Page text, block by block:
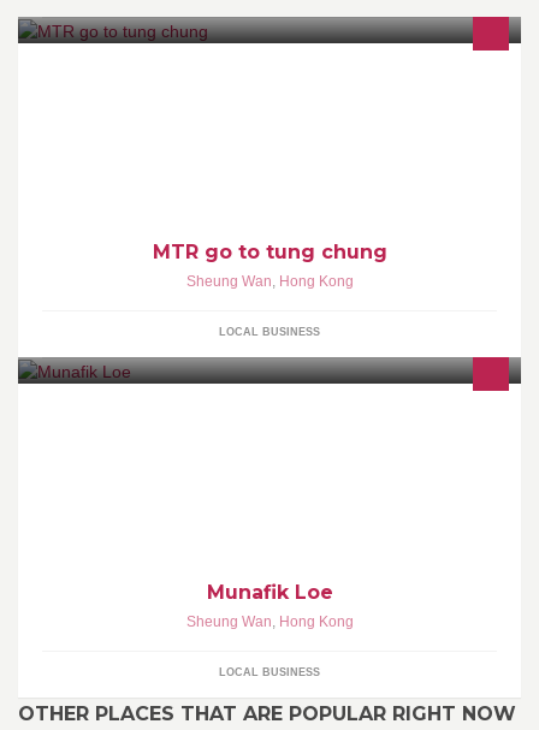
MTR go to tung chung
Sheung Wan, Hong Kong
LOCAL BUSINESS
Munafik Loe
Sheung Wan, Hong Kong
LOCAL BUSINESS
OTHER PLACES THAT ARE POPULAR RIGHT NOW